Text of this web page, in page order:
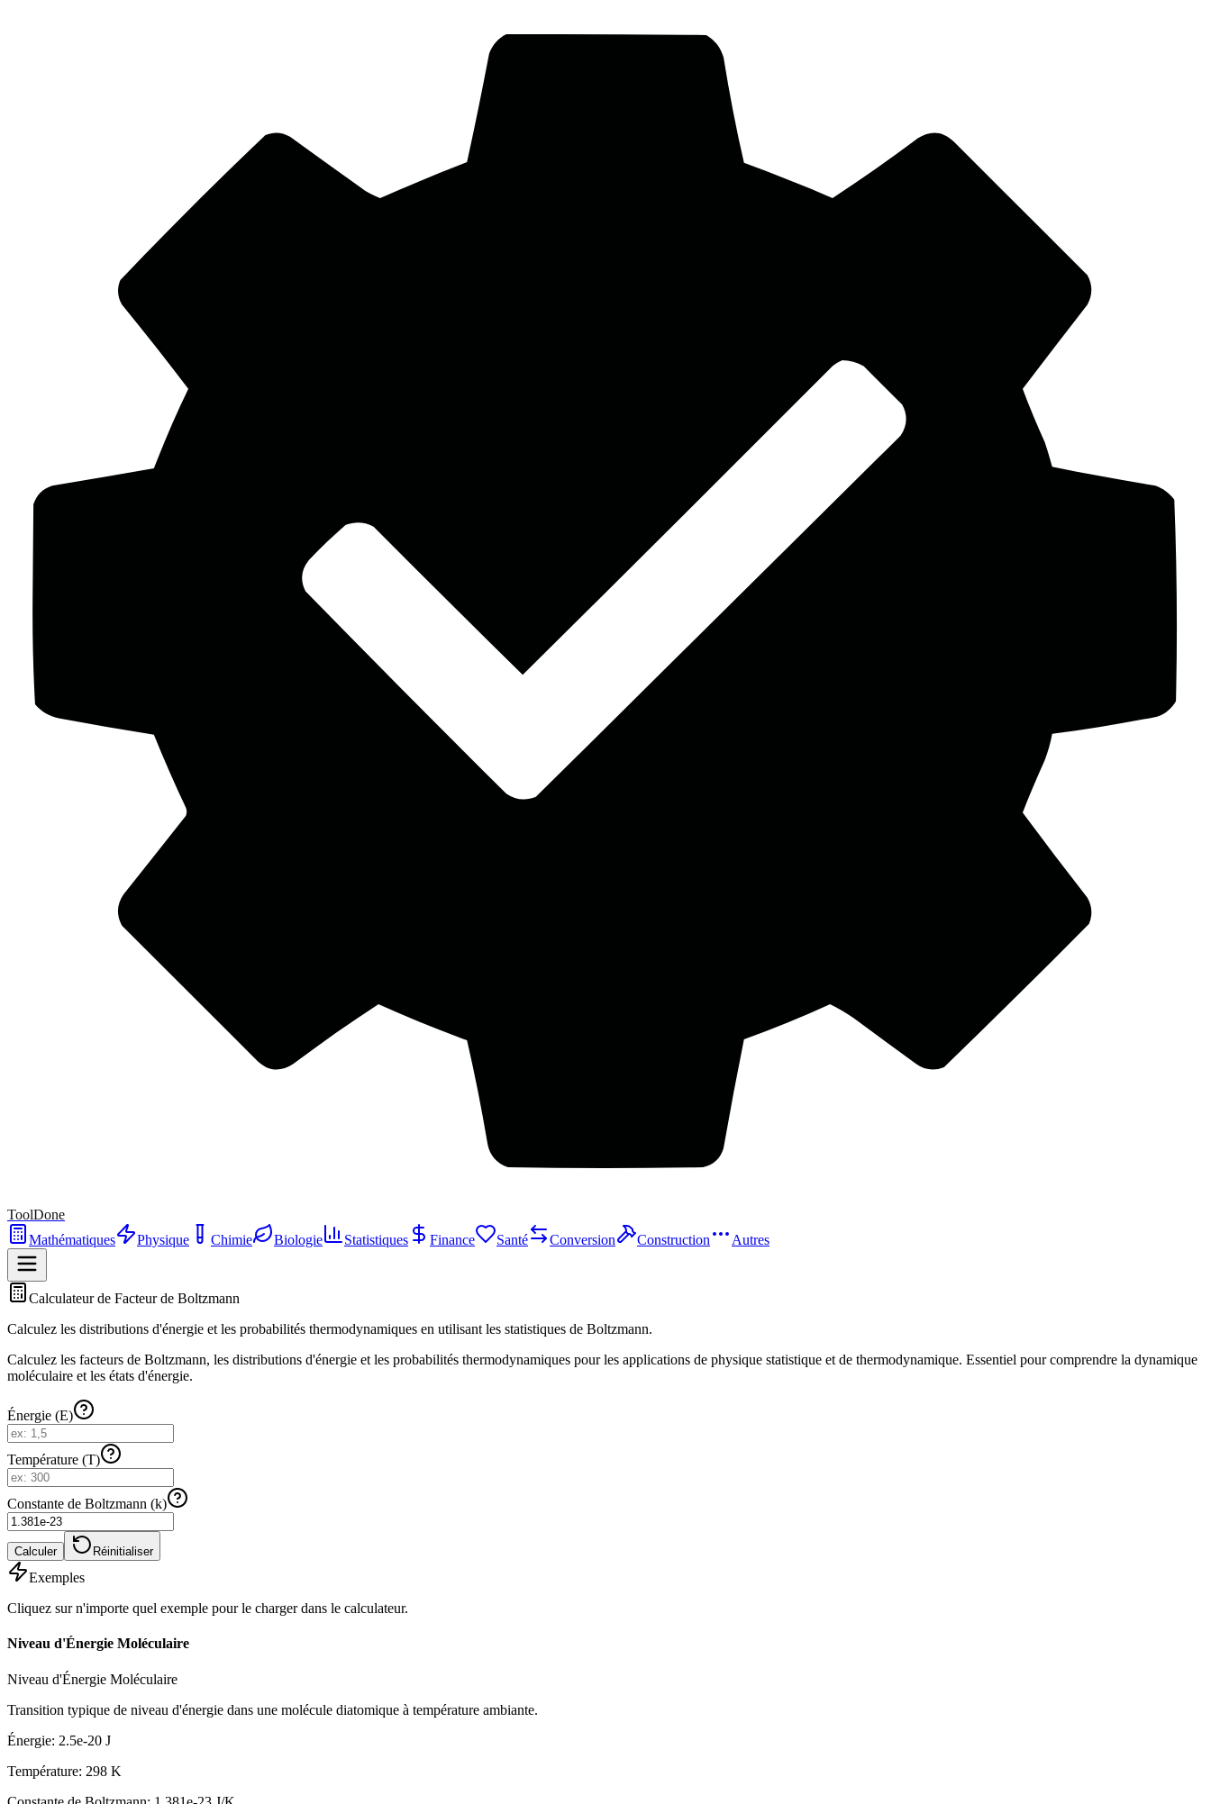
ToolDone
Mathématiques
Physique Chimie Biologie Statistiques Finance Santé Conversion Construction Autres
Calculateur de Facteur de Boltzmann
Calculez les distributions d'énergie et les probabilités thermodynamiques en utilisant les statistiques de Boltzmann.
Calculez les facteurs de Boltzmann, les distributions d'énergie et les probabilités thermodynamiques pour les applications de physique statistique et de thermodynamique. Essentiel pour comprendre la dynamique
moléculaire et les états d'énergie.
Énergie (E)
Température (T)
Constante de Boltzmann (k)
Calculer Réinitialiser
Exemples
Cliquez sur n'importe quel exemple pour le charger dans le calculateur.
Niveau d'Énergie Moléculaire
Niveau d'Énergie Moléculaire
Transition typique de niveau d'énergie dans une molécule diatomique à température ambiante.
Énergie: 2.5e-20 J
Température: 298 K